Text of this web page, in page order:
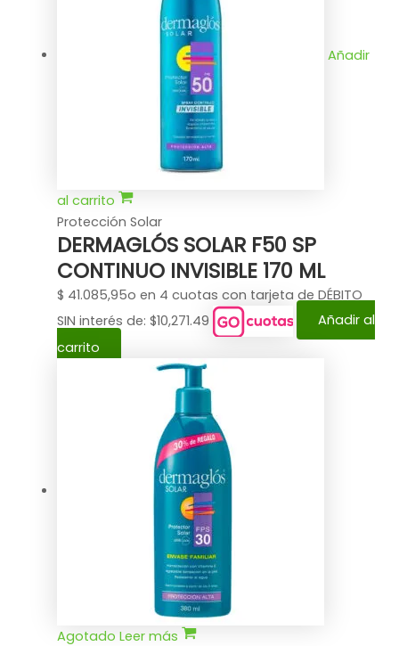
Añadir
al carrito
Protección Solar
DERMAGLÓS SOLAR F50 SP
CONTINUO INVISIBLE 170 ML
$ 41.085,95o en 4 cuotas con tarjeta de DÉBITO
SIN interés de: $10,271.49
Añadir al
carrito
Agotado Leer más